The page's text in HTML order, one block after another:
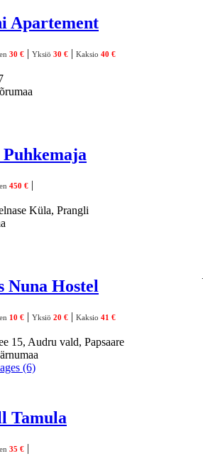
Apartement
30 € | Yksiö 30 € | Kaksio 40 €
450 € |
Küla, Prangli
Nuna Hostel
10 € | Yksiö 20 € | Kaksio 41 €
15, Audru vald, Papsaare
(6)
Tamula
35 € |